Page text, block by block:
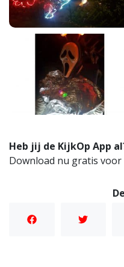
Heb jij de KijkOp App
Download nu gratis voor